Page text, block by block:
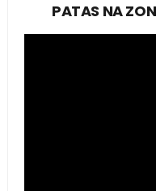
PATAS NA